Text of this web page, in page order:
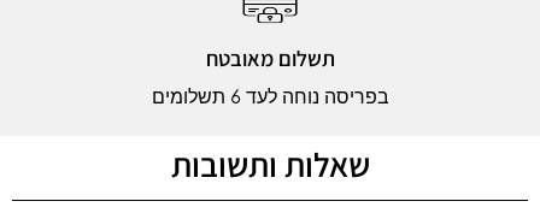
תשלום מאובטח
בפריסה נוחה לעד 6 תשלומים
שאלות ותשובות